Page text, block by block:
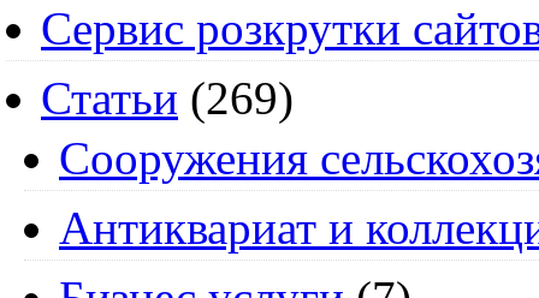
Сервис розкрутки
Статьи (269)
Cооружения
Антиквариат и